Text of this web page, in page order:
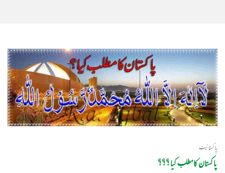
پاکستانیت
پاکستان کا مطلب کیا ؟؟؟